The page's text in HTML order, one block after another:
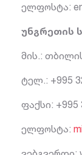
ელფოსტა:
უნგრეთის
მის.:
ტელ.: +995
ფაქსი: +995
ელფოსტა: